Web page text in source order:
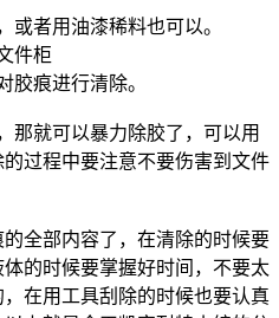
者用油漆稀料也可以。
痕进行清除。
就可以暴力除胶了，可以用
过程中要注意不要伤害到文件
全部内容了，在清除的时候要
的时候要掌握好时间，不要太
在用工具刮除的时候也要认真